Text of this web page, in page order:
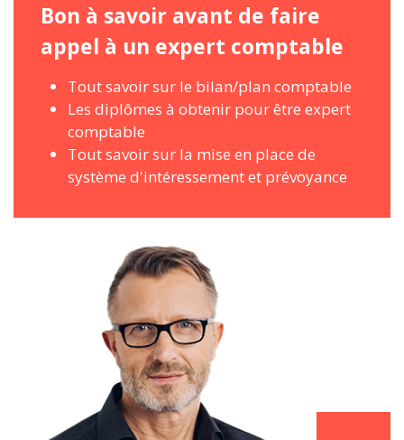
Bon à savoir avant de faire
appel à un expert comptable
Tout savoir sur le bilan/plan comptable
Les diplômes à obtenir pour être expert
comptable
Tout savoir sur la mise en place de
système d'intéressement et prévoyance